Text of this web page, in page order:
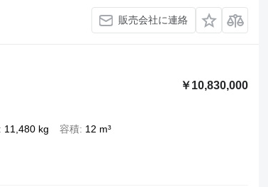
販売会社に連絡
￥10,830,000
11,480 kg 容積 12 m³